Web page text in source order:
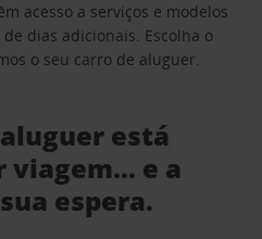
acesso a serviços e modelos
dias adicionais. Escolha o
o seu carro de aluguer.
está
viagem… e a
espera.